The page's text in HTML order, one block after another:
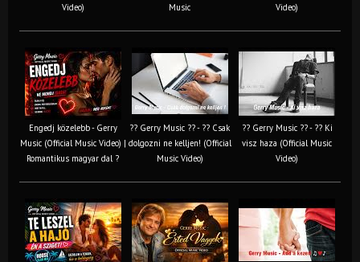
Video)
Music
Video)
Engedj közelebb - Gerry
Music (Official Music Video) |
Romantikus magyar dal ?
?? Gerry Music ?? - ?? Csak
dolgozni ne kelljen! (Official
Music Video)
?? Gerry Music ?? - ?? Ki
visz haza (Official Music
Video)